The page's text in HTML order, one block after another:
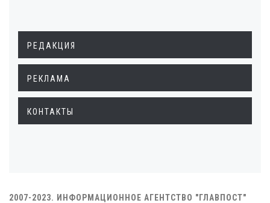
РЕДАКЦИЯ
РЕКЛАМА
КОНТАКТЫ
2007-2023. ИНФОРМАЦИОННОЕ АГЕНТСТВО "ГЛАВПОСТ"